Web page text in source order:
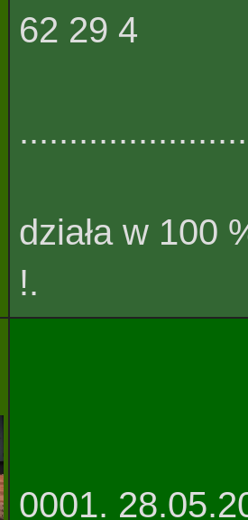
62 29 4
działa w 100
!.
0001.